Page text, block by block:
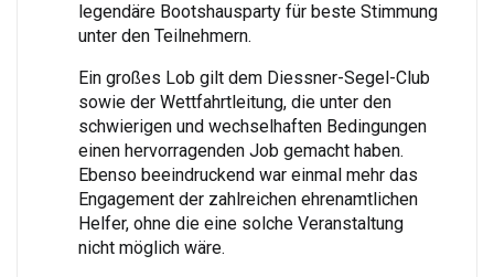
legendäre Bootshausparty für beste Stimmung
unter den Teilnehmern.
Ein großes Lob gilt dem Diessner-Segel-Club
sowie der Wettfahrtleitung, die unter den
schwierigen und wechselhaften Bedingungen
einen hervorragenden Job gemacht haben.
Ebenso beeindruckend war einmal mehr das
Engagement der zahlreichen ehrenamtlichen
Helfer, ohne die eine solche Veranstaltung
nicht möglich wäre.